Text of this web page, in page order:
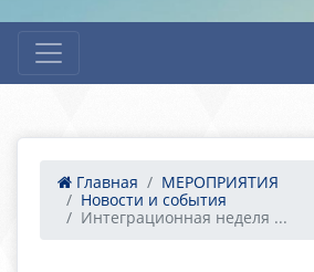
Главная
МЕРОПРИЯТИЯ
Новости и события
Интеграционная неделя ...